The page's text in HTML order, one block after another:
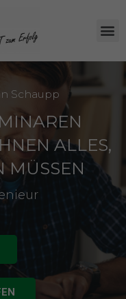
Schaupp
ALLES,
MÜSSEN